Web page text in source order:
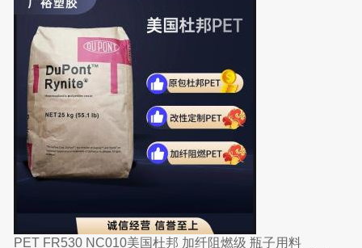
PET FR530 NC010美国杜邦 加纤阻燃级 瓶子用料